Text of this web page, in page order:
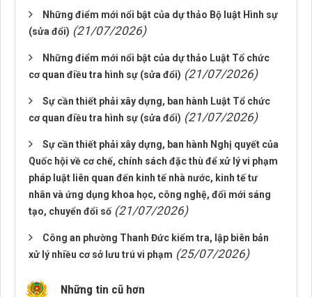
Những điểm mới nổi bật của dự thảo Bộ luật Hình sự
(sửa đổi) (21/07/2026)
Những điểm mới nổi bật của dự thảo Luật Tổ chức
cơ quan điều tra hình sự (sửa đổi) (21/07/2026)
Sự cần thiết phải xây dựng, ban hành Luật Tổ chức
cơ quan điều tra hình sự (sửa đổi) (21/07/2026)
Sự cần thiết phải xây dựng, ban hành Nghị quyết của
Quốc hội về cơ chế, chính sách đặc thù để xử lý vi phạm
pháp luật liên quan đến kinh tế nhà nước, kinh tế tư
nhân và ứng dụng khoa học, công nghệ, đổi mới sáng
tạo, chuyển đổi số (21/07/2026)
Công an phường Thanh Đức kiểm tra, lập biên bản
xử lý nhiều cơ sở lưu trú vi phạm (25/07/2026)
Những tin cũ hơn